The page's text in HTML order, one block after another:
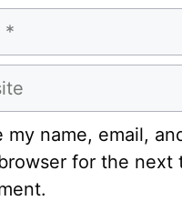
my name, email,
for the next